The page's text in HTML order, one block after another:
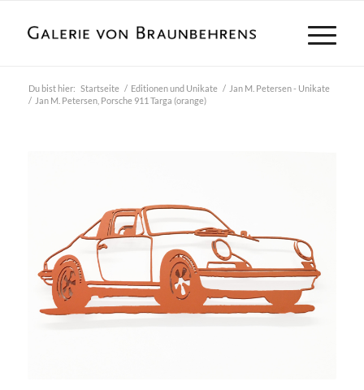
Du bist hier: Startseite / Editionen und Unikate / Jan M. Petersen - Unikate
/ Jan M. Petersen, Porsche 911 Targa (orange)